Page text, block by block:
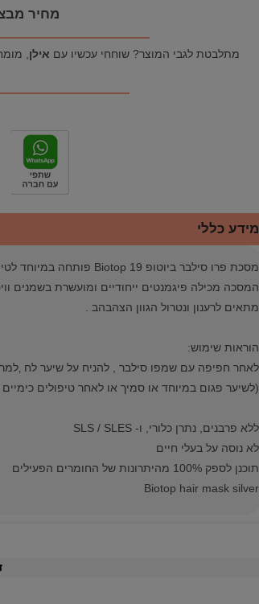
מחיר
מתלבטת לגבי המוצר? שוחחי עכשיו עם אילן ,
מידע כללי
מסכת פרו סילבר ביוטופ Biotop 19 פותחה במיוחד לטיפול בשיער לאחר הבהרה ולנטרול גוון צהבהב
המסכה מכילה פיגמנטים ייחודיים ומועשרת בשמנים
מתאים לרענון ונטרול הגוון הצהבהב .
הוראות שימוש:
לאחר חפיפה עם שמפו סילבר , להניח על שיער לח ‚למרוח ולפזר
(לשיער פגום במיוחד או סמיך או לאחר טיפולים כימיים רבים, ניתן
ללא פרבנים, נתרן כלורי, ו- SLS / SLES
לא נוסה על בעלי חיים
תוכנן לספק 100% מהיתרונות של החומרים הפעילים
Biotop hair mask silver